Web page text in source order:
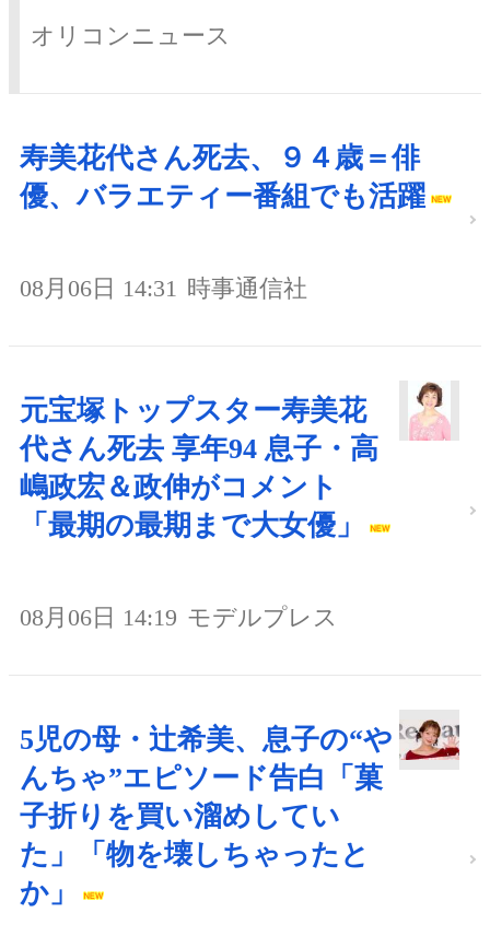
オリコンニュース
寿美花代さん死去、９４歳＝俳
優、バラエティー番組でも活躍
08月06日 14:31 時事通信社
元宝塚トップスター寿美花
代さん死去 享年94 息子・高
嶋政宏＆政伸がコメント
「最期の最期まで大女優」
08月06日 14:19 モデルプレス
5児の母・辻希美、息子の“や
んちゃ”エピソード告白「菓
子折りを買い溜めしてい
た」「物を壊しちゃったと
か」